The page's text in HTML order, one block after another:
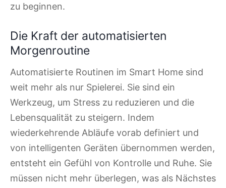
zu beginnen.
Die Kraft der automatisierten
Morgenroutine
Automatisierte Routinen im Smart Home sind
weit mehr als nur Spielerei. Sie sind ein
Werkzeug, um Stress zu reduzieren und die
Lebensqualität zu steigern. Indem
wiederkehrende Abläufe vorab definiert und
von intelligenten Geräten übernommen werden,
entsteht ein Gefühl von Kontrolle und Ruhe. Sie
müssen nicht mehr überlegen, was als Nächstes